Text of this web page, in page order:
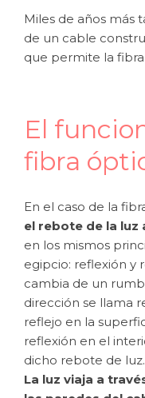
Miles de años más
de un cable
que permite la
El
fibra
En el caso de la
el rebote de la luz
en los mismos
egipcio: reflexión y
cambia de un
dirección se llama
reflejo en la
reflexión en el
dicho rebote de
La luz viaja a